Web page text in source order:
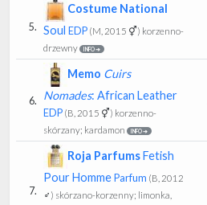
5.
Costume National
Soul EDP (M, 2015 ⚥) korzenno-
drzewny
INFO ➔
6.
Memo Cuirs
Nomades: African Leather
EDP (B, 2015 ⚥) korzenno-
skórzany; kardamon
INFO ➔
7.
Roja ParfumsFetish
Pour Homme Parfum (B, 2012
♂) skórzano-korzenny; limonka,